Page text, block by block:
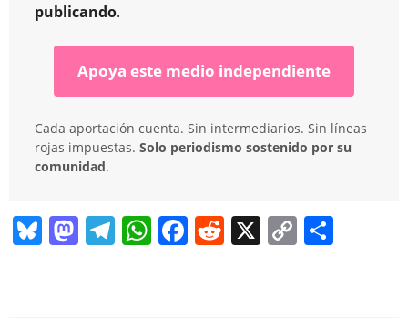
publicando.
Apoya este medio independiente
Cada aportación cuenta. Sin intermediarios. Sin líneas
rojas impuestas. Solo periodismo sostenido por su
comunidad.
Bl M T W F R X C